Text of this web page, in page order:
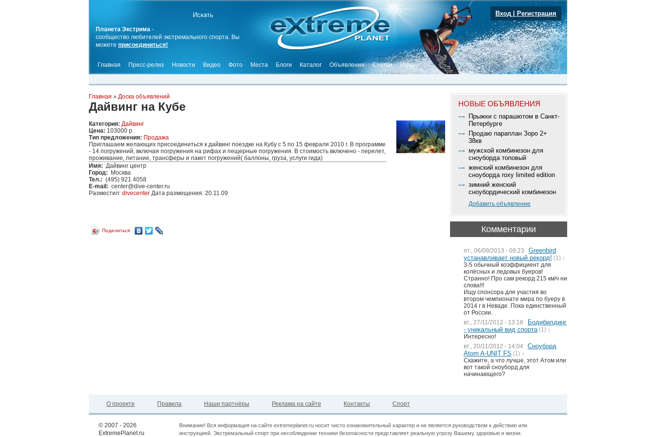
Планета Экстрима -
сообщество любителей экстремального спорта. Вы
можете присоединиться!
Вход Регистрация
Главная Пресс-релиз Новости Видео Фото Места Блоги Каталог Объявления Статьи Игры
Главная » Доска объявлений
Дайвинг на Кубе
Категория: Дайвинг
Цена: 103000 р.
Тип предложения: Продажа
Приглашаем желающих присоединиться к дайвинг поездке на Кубу с 5 по 15 февраля 2010 г. В программе
- 14 погружений, включая погружения на рифах и пещерные погружения. В стоимость включено - перелет,
проживание, питание, трансферы и пакет погружений( баллоны, груза, услуги гида)
Имя: Дайвинг центр
Город: Москва
Тел.: (495) 921 4058
E-mail: center@dive-center.ru
Разместил: divecenter Дата размещения: 20.11.09
Поделиться
НОВЫЕ ОБЪЯВЛЕНИЯ
Прыжки с парашютом в Санкт-
Петербурге
Продаю параплан Зоро 2+
38кв
мужской комбинезон для
сноуборда топовый
женский комбинезон для
сноуборда roxy limited edition
зимний женский
сноубордический комбинезон
Добавить объявление
Комментарии
пт., 06/09/2013 - 09:23
Greenbird
устанавливает новый рекорд! (1) ↓
3-5 обычный коэффициент для
колёсных и ледовых буеров!
Странно! Про сам рекорд 215 км/ч ни
слова!!!
Ищу спонсора для участия во
втором чемпионате мира по буеру в
2014 г в Неваде. Пока единственный
от России.
вт., 27/11/2012 - 13:18
Бодибилдинг
- уникальный вид спорта (1) ↓
Интересно!
вт., 20/11/2012 - 14:04
Сноуборд
Atom A-UNIT FS (1) ↓
Скажите, а что лучше, этот Атом или
вот такой сноуборд для
начинающего?
О проекте Правила Наши партнёры Реклама на сайте Контакты Спорт
© 2007 - 2026
ExtremePlanet.ru
Внимание! Вся информация на сайте extremeplanet.ru носит чисто ознакомительный характер и не является руководством к действию или
инструкцией. Экстремальный спорт при несоблюдении техники безопасности представляет реальную угрозу Вашему здоровью и жизни.